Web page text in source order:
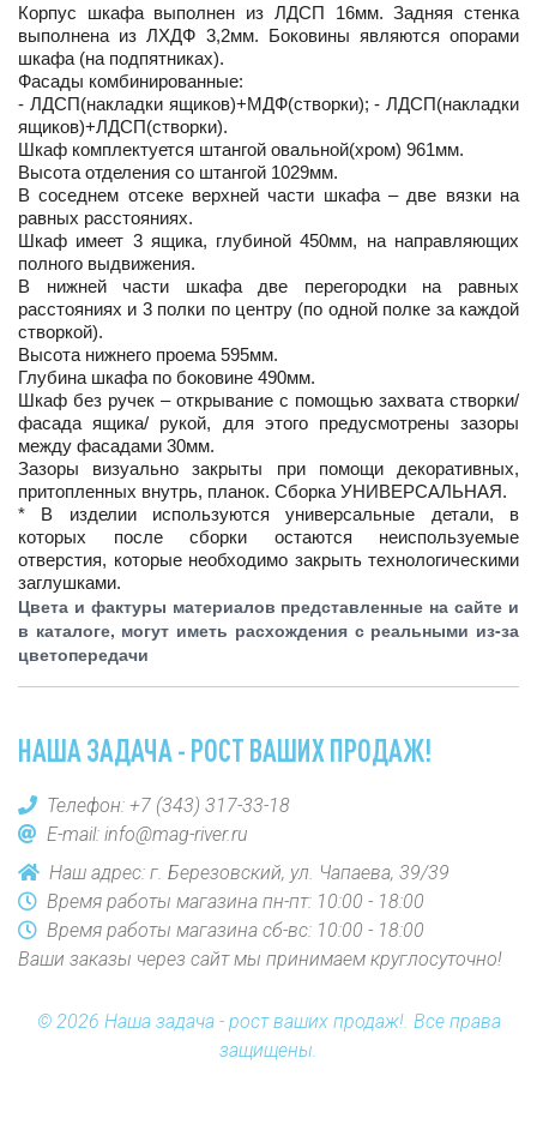
Корпус шкафа выполнен из ЛДСП 16мм. Задняя стенка
выполнена из ЛХДФ 3,2мм. Боковины являются опорами
шкафа (на подпятниках).
Фасады комбинированные:
- ЛДСП(накладки ящиков)+МДФ(створки); - ЛДСП(накладки
ящиков)+ЛДСП(створки).
Шкаф комплектуется штангой овальной(хром) 961мм.
Высота отделения со штангой 1029мм.
В соседнем отсеке верхней части шкафа – две вязки на
равных расстояниях.
Шкаф имеет 3 ящика, глубиной 450мм, на направляющих
полного выдвижения.
В нижней части шкафа две перегородки на равных
расстояниях и 3 полки по центру (по одной полке за каждой
створкой).
Высота нижнего проема 595мм.
Глубина шкафа по боковине 490мм.
Шкаф без ручек – открывание с помощью захвата створки/
фасада ящика/ рукой, для этого предусмотрены зазоры
между фасадами 30мм.
Зазоры визуально закрыты при помощи декоративных,
притопленных внутрь, планок. Сборка УНИВЕРСАЛЬНАЯ.
* В изделии используются универсальные детали, в
которых после сборки остаются неиспользуемые
отверстия, которые необходимо закрыть технологическими
заглушками.
Цвета и фактуры материалов представленные на сайте и
в каталоге, могут иметь расхождения с реальными из-за
цветопередачи
НАША ЗАДАЧА - РОСТ ВАШИХ ПРОДАЖ!
Телефон: +7 (343) 317-33-18
E-mail: info@mag-river.ru
Наш адрес: г. Березовский, ул. Чапаева, 39/39
Время работы магазина пн-пт: 10:00 - 18:00
Время работы магазина сб-вс: 10:00 - 18:00
Ваши заказы через сайт мы принимаем круглосуточно!
© 2026 Наша задача - рост ваших продаж!. Все права
защищены.